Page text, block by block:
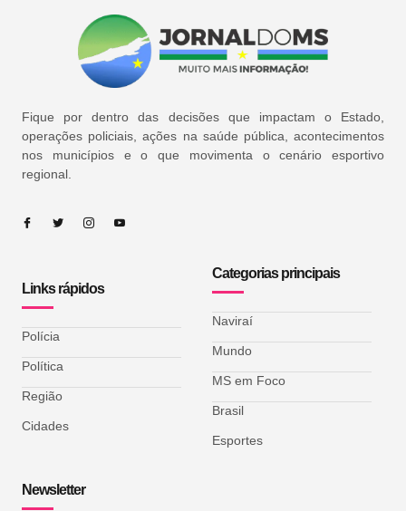
Fique por dentro das decisões que impactam o Estado,
operações policiais, ações na saúde pública, acontecimentos
nos municípios e o que movimenta o cenário esportivo
regional.
Links rápidos
Polícia
Política
Região
Cidades
Categorias principais
Naviraí
Mundo
MS em Foco
Brasil
Esportes
Newsletter